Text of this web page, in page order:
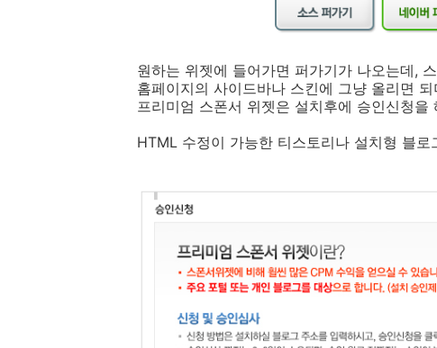
원하는 위젯에 들어가면 퍼가기가 나오는데,
홈페이지의 사이드바나 스킨에 그냥 올리면 되
프리미엄 스폰서 위젯은 설치후에 승인신청을
HTML 수정이 가능한 티스토리나 설치형 블